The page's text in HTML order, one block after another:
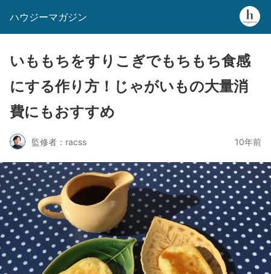
ハウジーマガジン
いももちをすりこぎでもちもち食感
にする作り方！じゃがいもの大量消
費にもおすすめ
監修者：racss 10年前